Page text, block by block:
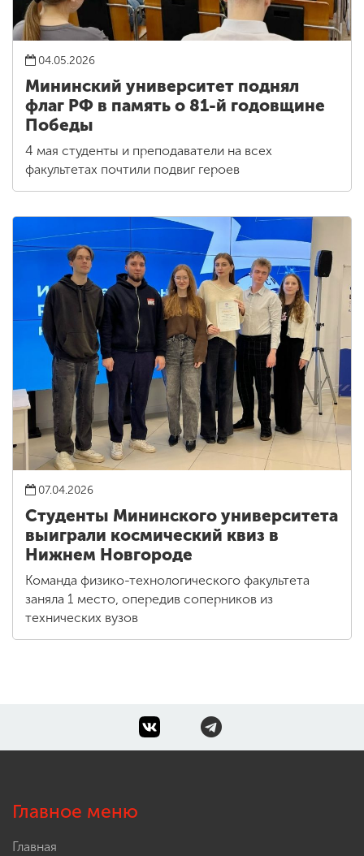
04.05.2026
Мининский университет поднял
флаг РФ в память о 81-й годовщине
Победы
4 мая студенты и преподаватели на всех
факультетах почтили подвиг героев
07.04.2026
Студенты Мининского университета
выиграли космический квиз в
Нижнем Новгороде
Команда физико-технологического факультета
заняла 1 место, опередив соперников из
технических вузов
Главное меню
Главная